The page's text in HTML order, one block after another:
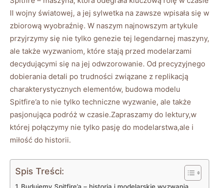
II wojny światowej, a jej sylwetka na zawsze wpisała się w
zbiorową wyobraźnię. W naszym najnowszym artykule
przyjrzymy się nie tylko genezie tej legendarnej maszyny,
ale także wyzwaniom, które stają przed modelarzami
decydującymi się na jej odwzorowanie. Od precyzyjnego
dobierania detali po trudności związane z replikacją
charakterystycznych elementów, budowa modelu
Spitfire’a to nie tylko techniczne wyzwanie, ale także
pasjonująca podróż w czasie.Zapraszamy do lektury,w
której połączymy nie tylko pasję do modelarstwa,ale i
miłość do historii.
Spis Treści: